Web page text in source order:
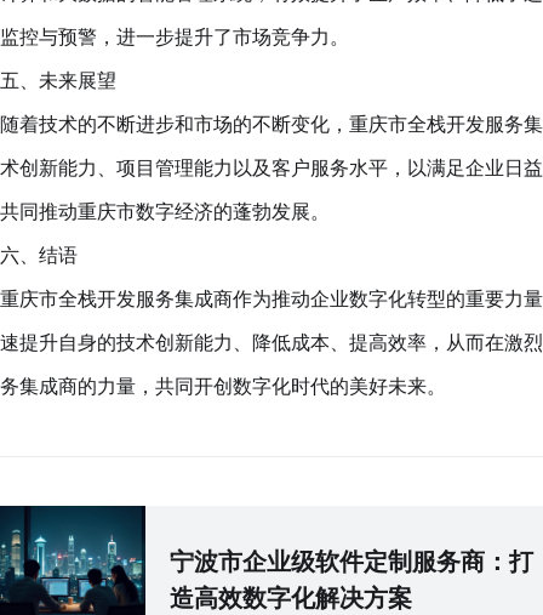
监控与预警，进一步提升了市场竞争力。
五、未来展望
随着技术的不断进步和市场的不断变化，重庆市全栈开发服务
术创新能力、项目管理能力以及客户服务水平，以满足企业日
共同推动重庆市数字经济的蓬勃发展。
六、结语
重庆市全栈开发服务集成商作为推动企业数字化转型的重要力
速提升自身的技术创新能力、降低成本、提高效率，从而在激
务集成商的力量，共同开创数字化时代的美好未来。
宁波市企业级软件定制服务商：打
造高效数字化解决方案